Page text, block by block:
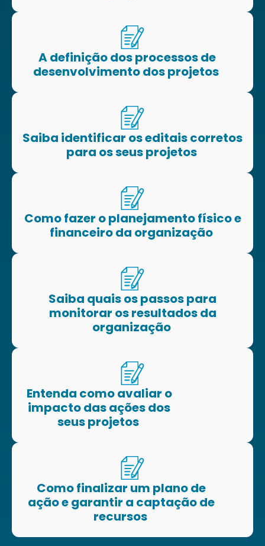
A definição dos processos de
desenvolvimento dos projetos
Saiba identificar os editais corretos
para os seus projetos
Como fazer o planejamento físico e
financeiro da organização
Saiba quais os passos para
monitorar os resultados da
organização
Entenda como avaliar o
impacto das ações dos
seus projetos
Como finalizar um plano de
ação e garantir a captação de
recursos